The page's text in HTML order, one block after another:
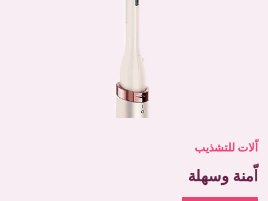
اّلات للتشذيب
اّمنة وسهلة